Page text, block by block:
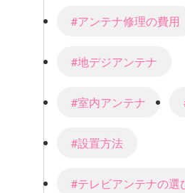
#アンテナ修理の費用
#地デジアンテナ
#室内アンテナ
#設置方法
#テレビアンテナの選